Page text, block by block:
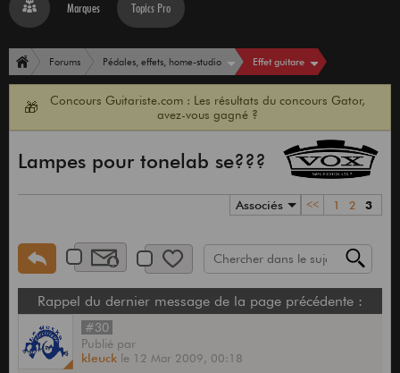
Marques Topics Pro
Forums Pédales, effets, home-studio Effet guitare
🎁
Concours Guitariste.com : Les résultats du concours Gator,
avez-vous gagné ?
Lampes pour tonelab se???
Associés << 1 2 3
Rappel du dernier message de la page précédente :
#30
Publié par
kleuck le 12 Mar 2009, 00:18